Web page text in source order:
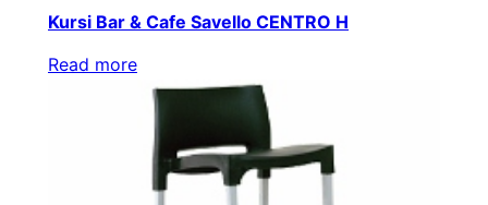
Kursi Bar & Cafe Savello CENTRO H
Read more